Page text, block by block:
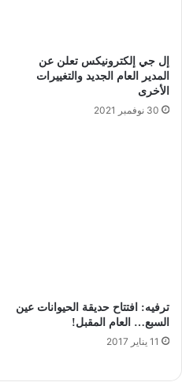
إل جي إلكترونيكس تعلن عن
المدير العام الجديد والتغييرات
الأخرى
30 نوفمبر 2021
ترفيه: افتتاح حديقة الحيوانات عين
السبع… العام المقبل!
11 يناير 2017